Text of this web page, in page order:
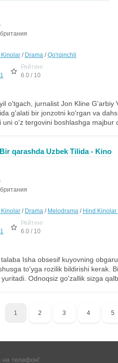
Kinolar / Drama /Qo'rqinchli
Рейтинг
6.0 / 10
o'tgach, jurnalist Jon Kline
g'alati bir jonzotni ko'rgan va
o'z tergovini boshlashga majbur
qarashda Uzbek Tilida - Kino
Kinolar / Drama / Melodrama / Hind
Рейтинг
6.0 / 10
Isha obsesif kuyovning
to'yga rozilik bildirishi kerak.
Odnoqsiz go'zallik sizga
1 2 3 4 5
телефон!